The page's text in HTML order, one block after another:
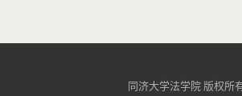
同济大学法学院 版权所